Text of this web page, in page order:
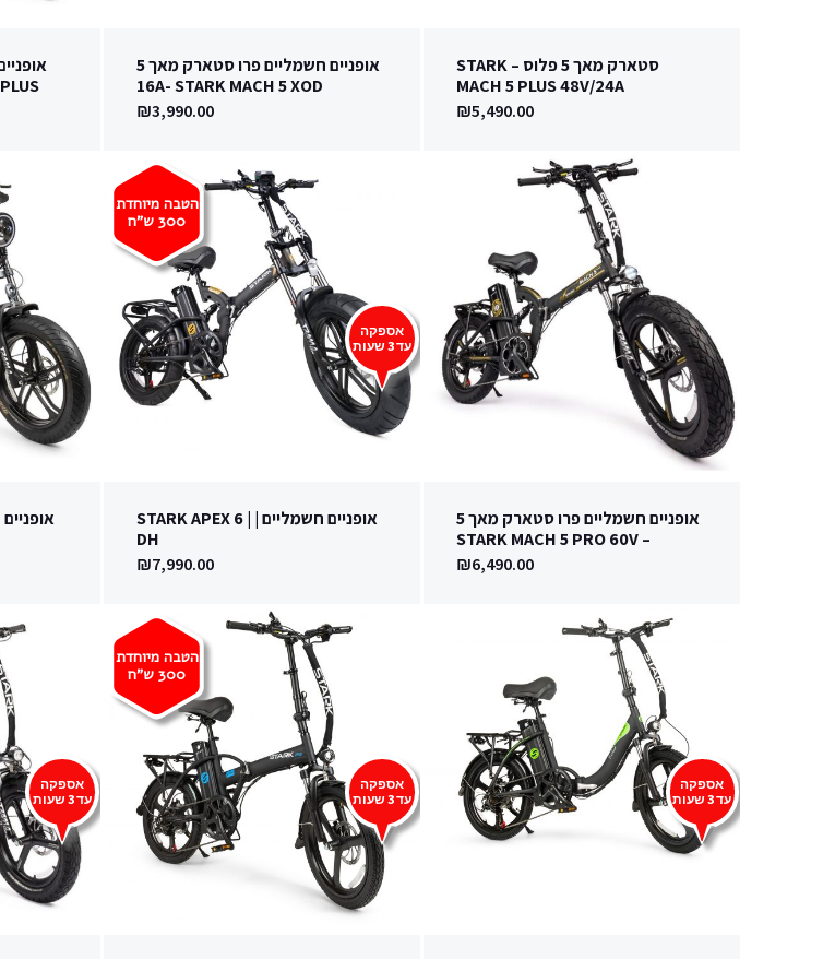
סטארק מאך 5 פלוס – STARK
MACH 5 PLUS 48V/24A
₪5,490.00
אופניים חשמליים פרו סטארק מאך 5
16A- STARK MACH 5 XOD
₪3,990.00
PLUS – מאך 3 פלוס סטארק 60V
אופניים חשמליים פרו סטארק מאך 5
– STARK MACH 5 PRO 60V
₪6,490.00
אספקה
עד 3 שעות
הטבה מיוחדת
300 ש"ח
אופניים חשמליים | | STARK APEX 6
DH
₪7,990.00
אספקה
עד 3 שעות
אספקה
עד 3 שעות
הטבה מיוחדת
300 ש"ח
אספקה
עד 3 שעות